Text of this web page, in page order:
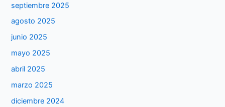
septiembre 2025
agosto 2025
junio 2025
mayo 2025
abril 2025
marzo 2025
diciembre 2024